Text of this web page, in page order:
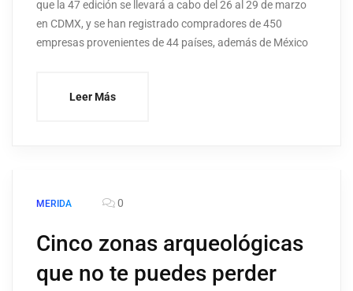
que la 47 edición se llevará a cabo del 26 al 29 de marzo
en CDMX, y se han registrado compradores de 450
empresas provenientes de 44 países, además de México
Leer Más
MERIDA 0
Cinco zonas arqueológicas
que no te puedes perder